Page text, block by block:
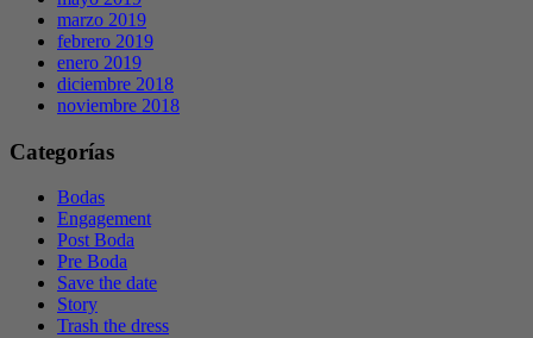
marzo 2019
febrero 2019
enero 2019
diciembre 2018
noviembre 2018
Categorías
Bodas
Engagement
Post Boda
Pre Boda
Save the date
Story
Trash the dress